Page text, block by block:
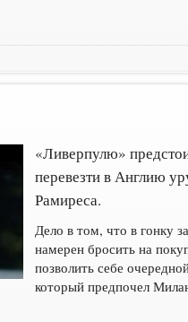
«Ливерпулю»
перевезти в Англию
Рамиреса.
Дело в том, что в гонку
намерен бросить на
позволить себе
который предпочел